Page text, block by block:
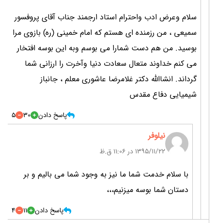
سلام وعرض ادب واحترام استاد ارجمند جناب آقای پروفسور
سمیعی ، من رزمنده ای هستم که امام خمینی (ره) بازوی مرا
بوسید. من هم دست شمارا می بوسم وبه این بوسه افتخار
می کنم خداوند متعال سعادت دنیا وآخرت را ارزانی شما
گرداند. انشاالله دکتر غلامرضا عاشوری معلم ، جانباز
شیمیایی دفاع مقدس
پاسخ دادن 30
5
نیلوفر
۱۳۹۵/۱۱/۲۲ در 11:06 ق.ظ
با سلام خدمت شما ما نیز به وجود شما می بالیم و بر
دستان شما بوسه میزنیم،،،
پاسخ دادن 11
4